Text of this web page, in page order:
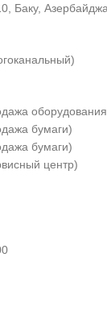
Баку,
бумаги)
бумаги)
центр)